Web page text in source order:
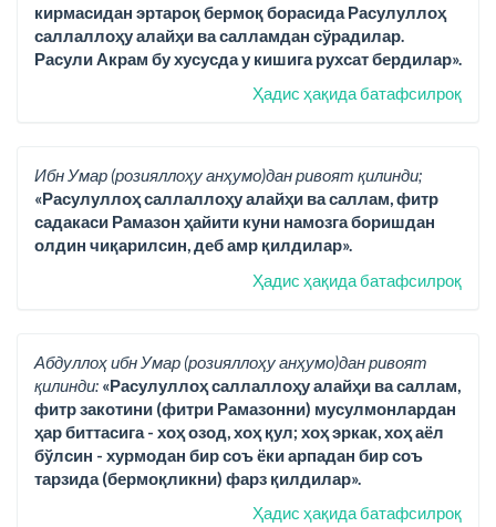
кирмасидан эртароқ бермоқ борасида Расулуллоҳ
саллаллоҳу алайҳи ва салламдан сўрадилар.
Расули Акрам бу хусусда у кишига рухсат бердилар».
Ҳадис ҳақида батафсилроқ
Ибн Умар (розияллоҳу анҳумо)дан ривоят қилинди;
«Расулуллоҳ саллаллоҳу алайҳи ва саллам, фитр
садакаси Рамазон ҳайити куни намозга боришдан
олдин чиқарилсин, деб амр қилдилар».
Ҳадис ҳақида батафсилроқ
Абдуллоҳ ибн Умар (розияллоҳу анҳумо)дан ривоят
қилинди: «Расулуллоҳ саллаллоҳу алайҳи ва саллам,
фитр закотини (фитри Рамазонни) мусулмонлардан
ҳар биттасига - хоҳ озод, хоҳ қул; хоҳ эркак, хоҳ аёл
бўлсин - хурмодан бир соъ ёки арпадан бир соъ
тарзида (бермоқликни) фарз қилдилар».
Ҳадис ҳақида батафсилроқ